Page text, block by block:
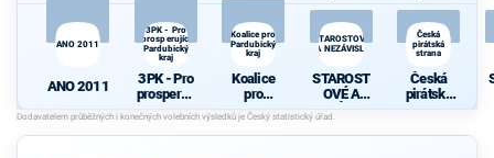
ANO 2011
ANO 2011
3PK - Pro
prosperující
Pardubický
kraj
3PK - Pro
prosperují
Pardubick
ý kraj
Koalice pro
Pardubický
kraj
Koalice
pro
Pardubick
ý kraj
STAROSTOVÉ
A NEZÁVISLÍ
STAROST
OVÉ A
NEZÁVISL
Česká
pirátská
strana
Česká
pirátská
strana